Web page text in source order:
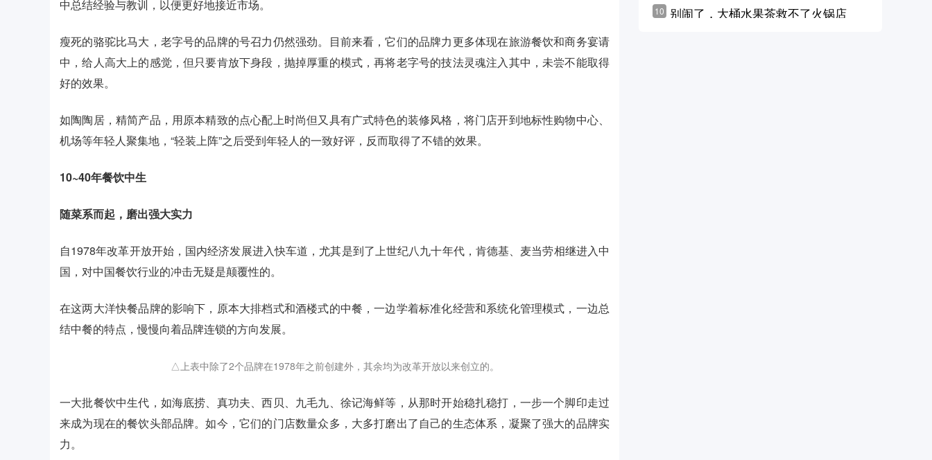
中总结经验与教训，以便更好地接近市场。
瘦死的骆驼比马大，老字号的品牌的号召力仍然强劲。目前来看，它们的品牌力更多体现在旅游餐饮和商务宴请
中，给人高大上的感觉，但只要肯放下身段，抛掉厚重的模式，再将老字号的技法灵魂注入其中，未尝不能取得
好的效果。
如陶陶居，精简产品，用原本精致的点心配上时尚但又具有广式特色的装修风格，将门店开到地标性购物中心、
机场等年轻人聚集地，“轻装上阵”之后受到年轻人的一致好评，反而取得了不错的效果。
10~40年餐饮中生
随菜系而起，磨出强大实力
自1978年改革开放开始，国内经济发展进入快车道，尤其是到了上世纪八九十年代，肯德基、麦当劳相继进入中
国，对中国餐饮行业的冲击无疑是颠覆性的。
在这两大洋快餐品牌的影响下，原本大排档式和酒楼式的中餐，一边学着标准化经营和系统化管理模式，一边总
结中餐的特点，慢慢向着品牌连锁的方向发展。
△上表中除了2个品牌在1978年之前创建外，其余均为改革开放以来创立的。
一大批餐饮中生代，如海底捞、真功夫、西贝、九毛九、徐记海鲜等，从那时开始稳扎稳打，一步一个脚印走过
来成为现在的餐饮头部品牌。如今，它们的门店数量众多，大多打磨出了自己的生态体系，凝聚了强大的品牌实
力。
10 别闹了，大桶水果茶救不了火锅店